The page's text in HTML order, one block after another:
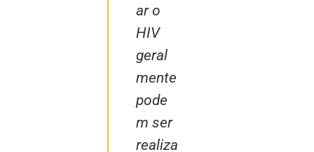
ar o
HIV
geral
mente
pode
m ser
realiza